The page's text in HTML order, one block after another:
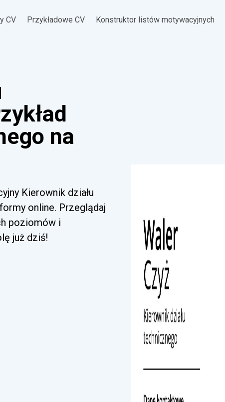
CV Przykładowe CV Konstruktor listów motywacyjnych
na
Kierownik działu
online. Przeglądaj
poziomów i
już dziś!